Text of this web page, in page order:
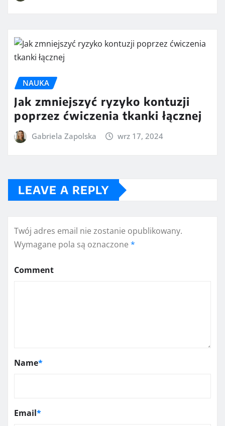
NAUKA
Jak zmniejszyć ryzyko kontuzji
poprzez ćwiczenia tkanki łącznej
Gabriela Zapolska wrz 17, 2024
LEAVE A REPLY
Twój adres email nie zostanie opublikowany.
Wymagane pola są oznaczone *
Comment
Name*
Email*